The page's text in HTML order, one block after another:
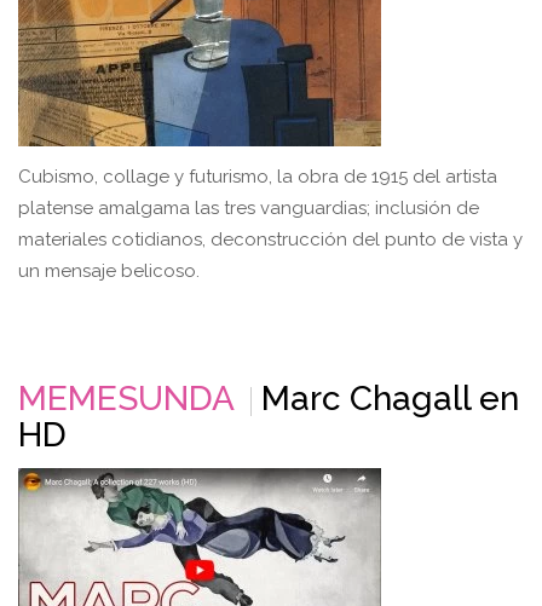
Cubismo, collage y futurismo, la obra de 1915 del artista
platense amalgama las tres vanguardias; inclusión de
materiales cotidianos, deconstrucción del punto de vista y
un mensaje belicoso.
MEMESUNDA
Marc Chagall en
HD